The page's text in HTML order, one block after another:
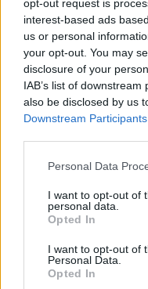
opt-out request is
interest-based ads
us or personal
your opt-out. You may
disclosure of your
IAB’s list of
also be disclosed by us
Downstream Participants
Personal Data
I want to opt-out of
personal data.
Opted In
I want to opt-out of
Personal Data.
Opted In
Pour prolonger le
Vous aimez chanter,
Télécharger
Télécharger
meilleur prix sur
Paroles + Traduction
Commentaires